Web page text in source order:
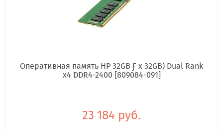
Оперативная память HP 32GB Ƒ x 32GB) Dual Rank
x4 DDR4-2400 [809084-091]
23 184 руб.